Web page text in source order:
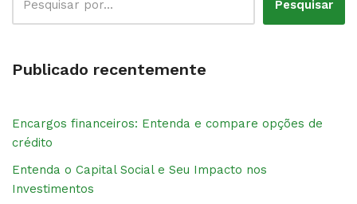
Pesquisar
Publicado recentemente
Encargos financeiros: Entenda e compare opções de
crédito
Entenda o Capital Social e Seu Impacto nos
Investimentos